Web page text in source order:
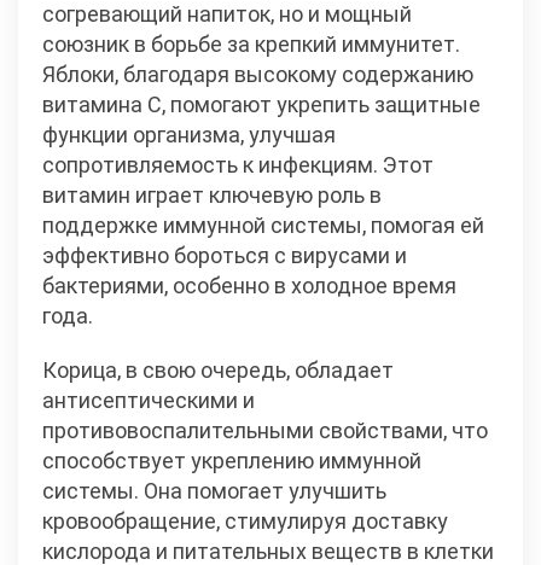
согревающий напиток, но и мощный
союзник в борьбе за крепкий иммунитет.
Яблоки, благодаря высокому содержанию
витамина C, помогают укрепить защитные
функции организма, улучшая
сопротивляемость к инфекциям. Этот
витамин играет ключевую роль в
поддержке иммунной системы, помогая ей
эффективно бороться с вирусами и
бактериями, особенно в холодное время
года.
Корица, в свою очередь, обладает
антисептическими и
противовоспалительными свойствами, что
способствует укреплению иммунной
системы. Она помогает улучшить
кровообращение, стимулируя доставку
кислорода и питательных веществ в клетки